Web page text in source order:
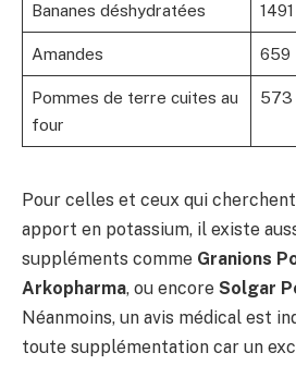
Bananes déshydratées 1491
Amandes 659
Pommes de terre cuites au
four
573
Pour celles et ceux qui
apport en potassium, il existe
suppléments comme Granions
Arkopharma, ou encore Solgar
Néanmoins, un avis médical est
toute supplémentation car un